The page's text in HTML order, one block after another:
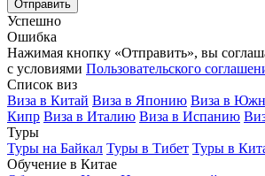
Успешно
Ошибка
Нажимая кнопку «Отправить», вы
с условиями Пользовательского
Список виз
Виза в Китай Виза в Японию Виза в
Кипр Виза в Италию Виза в Испанию
Туры
Туры на Байкал Туры в Тибет Туры в
Обучение в Китае